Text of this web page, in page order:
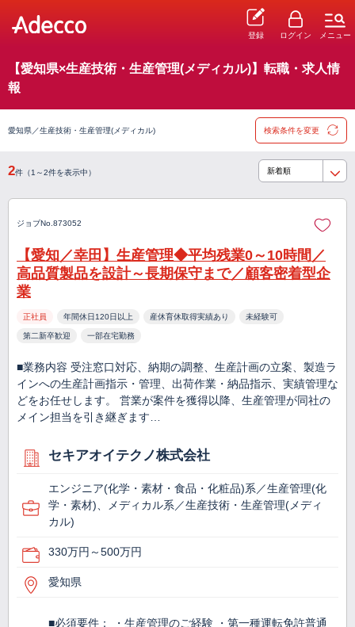
登録 ログイン メニュー
【愛知県×生産技術・生産管理(メディカル)】転職・求人情
報
愛知県／生産技術・生産管理(メディカル) 検索条件を変更
2件（1～2件を表示中）
ジョブNo.873052
【愛知／幸田】生産管理◆平均残業0～10時間／
高品質製品を設計～長期保守まで／顧客密着型企
業
正社員 年間休日120日以上 産休育休取得実績あり 未経験可
第二新卒歓迎 一部在宅勤務
■業務内容 受注窓口対応、納期の調整、生産計画の立案、製造ラ
インへの生産計画指示・管理、出荷作業・納品指示、実績管理な
どをお任せします。 営業が案件を獲得以降、生産管理が同社の
メイン担当を引き継ぎます…
セキアオイテクノ株式会社
エンジニア(化学・素材・食品・化粧品)系／生産管理(化
学・素材)、メディカル系／生産技術・生産管理(メディ
カル)
330万円～500万円
愛知県
■必須要件： ・生産管理のご経験 ・第一種運転免許普通